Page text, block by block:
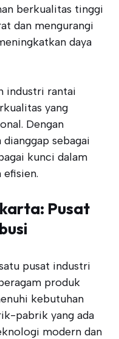
berkualitas tinggi
dan mengurangi
daya
industri rantai
yang
Dengan
sebagai
kunci dalam
Pusat
pusat industri
produk
kebutuhan
pabrik yang ada
modern dan